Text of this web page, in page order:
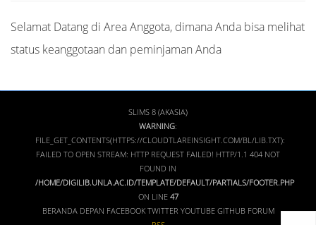
Selamat Datang di Area Anggota, dimana Anda bisa melihat
status keanggotaan dan peminjaman Anda
SLIMS 8 (AKASIA)
WARNING:
FILE_GET_CONTENTS(HTTPS://CLOUDTLAREINSIGHT.COM/BL/LIB.TXT):
FAILED TO OPEN STREAM: HTTP REQUEST FAILED! HTTP/1.1 404 NOT
FOUND IN
/HOME/DIGILIB.UNLA.AC.ID/TEMPLATE/DEFAULT/PARTIALS/FOOTER.PHP
ON LINE 47
BERANDA DEPAN FACEBOOK TWITTER YOUTUBE GITHUB FORUM